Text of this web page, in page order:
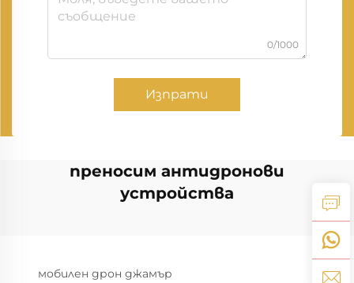
0/1000
Изпрати
преносим антидронови
устройства
мобилен дрон джамър